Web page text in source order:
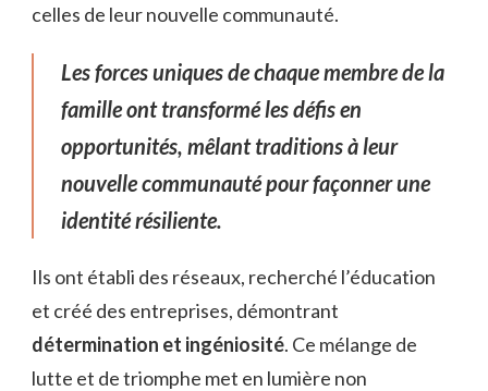
celles de leur nouvelle communauté.
Les forces uniques de chaque membre de la
famille ont transformé les défis en
opportunités, mêlant traditions à leur
nouvelle communauté pour façonner une
identité résiliente.
Ils ont établi des réseaux, recherché l’éducation
et créé des entreprises, démontrant
détermination et ingéniosité. Ce mélange de
lutte et de triomphe met en lumière non